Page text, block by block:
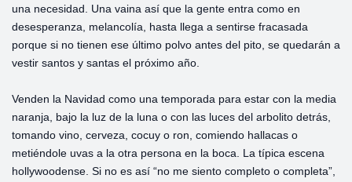
una necesidad. Una vaina así que la gente entra como en
desesperanza, melancolía, hasta llega a sentirse fracasada
porque si no tienen ese último polvo antes del pito, se quedarán a
vestir santos y santas el próximo año.
Venden la Navidad como una temporada para estar con la media
naranja, bajo la luz de la luna o con las luces del arbolito detrás,
tomando vino, cerveza, cocuy o ron, comiendo hallacas o
metiéndole uvas a la otra persona en la boca. La típica escena
hollywoodense. Si no es así “no me siento completo o completa”,